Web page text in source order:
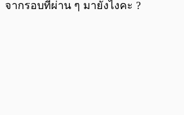
จากรอบที่ผ่าน ๆ มายังไงคะ ?